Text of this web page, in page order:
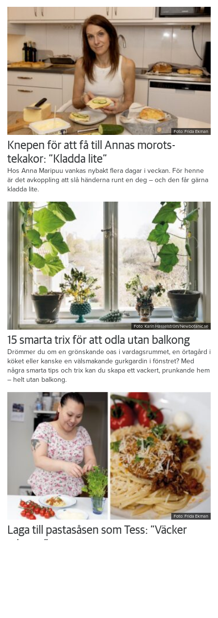
Foto: Frida Ekman
Knepen för att få till Annas morots-
tekakor: ”Kladda lite”
Hos Anna Maripuu vankas nybakt flera dagar i veckan. För henne
är det avkoppling att slå händerna runt en deg – och den får gärna
kladda lite.
Foto: Karin Hasselström/Newbotanic.se
15 smarta trix för att odla utan balkong
Drömmer du om en grönskande oas i vardagsrummet, en örtagård i
köket eller kanske en välsmakande gurkgardin i fönstret? Med
några smarta tips och trix kan du skapa ett vackert, prunkande hem
– helt utan balkong.
Foto: Frida Ekman
Laga till pastasåsen som Tess: ”Väcker